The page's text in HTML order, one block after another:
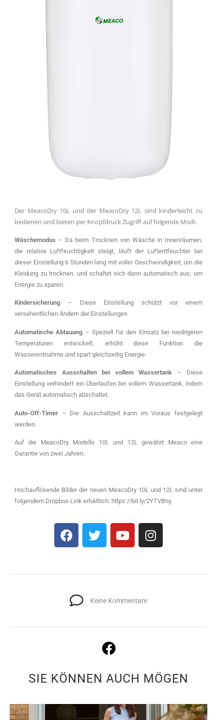
Der MeacoDry 10L und der MeacoDry 12L sind kinderleicht zu
bedienen und bieten per Knopfdruck Zugriff auf folgende Modi:
Wäschemodus – Da beim Trocknen von Wäsche in Innenräumen,
die relative Luftfeuchtigkeit steigt, läuft der Luftentfeuchter bei
dieser Einstellung 6 Stunden lang mit voller Geschwindigkeit, um die
Kleidung zu trocknen, und schaltet sich dann automatisch aus, um
Energie zu sparen.
Kindersicherung – Diese Einstellung schützt vor einem
versehentlichen Ändern der Einstellungen
Automatische Abtauung – Speziell für den Einsatz bei niedrigeren
Temperaturen entwickelt, erhöht diese Funktion die
Wasserentnahme und spart gleichzeitig Energie.
Automatisches Ausschalten bei vollem Wassertank – Diese
Einstellung verhindert ein Überlaufen bei vollem Wassertank, indem
das Gerät automatisch abschaltet.
Auto-Off-Timer – Die Ausschaltzeit kann im Voraus festgelegt
werden.
Auf die MeacoDry Modelle 10L und 12L gewährt Meaco eine
Garantie von zwei Jahren.
Hochauflösende Bilder der neuen MeacoDry 10L und 12L sind unter
folgendem Dropbox-Link erhältlich: https://bit.ly/2YTVBny
Keine Kommentare
SIE KÖNNEN AUCH MÖGEN